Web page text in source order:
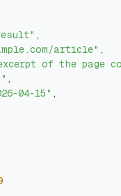
,
article" ,
of the page
,
04-15" ,